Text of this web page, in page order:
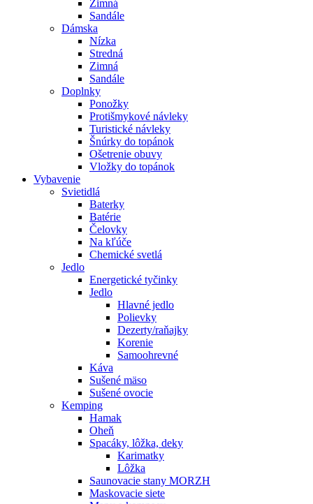
Zimná
Sandále
Dámska
Nízka
Stredná
Zimná
Sandále
Doplnky
Ponožky
Protišmykové návleky
Turistické návleky
Šnúrky do topánok
Ošetrenie obuvy
Vložky do topánok
Vybavenie
Svietidlá
Baterky
Batérie
Čelovky
Na kľúče
Chemické svetlá
Jedlo
Energetické tyčinky
Jedlo
Hlavné jedlo
Polievky
Dezerty/raňajky
Korenie
Samoohrevné
Káva
Sušené mäso
Sušené ovocie
Kemping
Hamak
Oheň
Spacáky, lôžka, deky
Karimatky
Lôžka
Saunovacie stany MORZH
Maskovacie siete